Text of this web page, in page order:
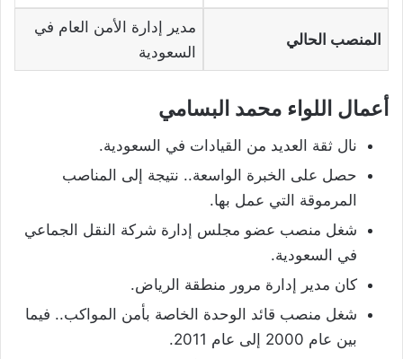
المنصب الحالي
مدير إدارة الأمن العام في
السعودية
أعمال اللواء محمد البسامي
نال ثقة العديد من القيادات في السعودية.
حصل على الخبرة الواسعة.. نتيجة إلى المناصب
المرموقة التي عمل بها.
شغل منصب عضو مجلس إدارة شركة النقل الجماعي
في السعودية.
كان مدير إدارة مرور منطقة الرياض.
شغل منصب قائد الوحدة الخاصة بأمن المواكب.. فيما
بين عام 2000 إلى عام 2011.